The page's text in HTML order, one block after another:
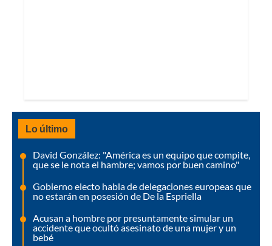
Lo último
David González: "América es un equipo que compite,
que se le nota el hambre; vamos por buen camino"
Gobierno electo habla de delegaciones europeas que
no estarán en posesión de De la Espriella
Acusan a hombre por presuntamente simular un
accidente que ocultó asesinato de una mujer y un
bebé